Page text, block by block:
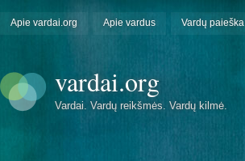
Apie vardai.org Apie vardus Vardų paieška
vardai.org
Vardai. Vardų reikšmės. Vardų kilmė.